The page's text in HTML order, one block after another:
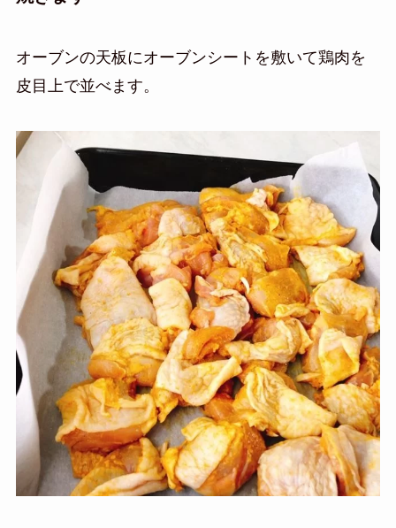
オーブンの天板にオーブンシートを敷いて鶏肉を
皮目上で並べます。